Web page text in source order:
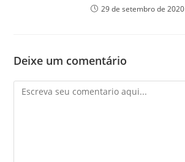
29 de setembro de 2020
Deixe um comentário